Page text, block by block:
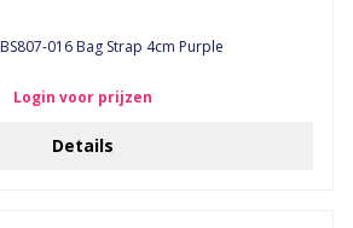
H-A19.4 BS807-016 Bag Strap 4cm Purple
Login voor prijzen
Details